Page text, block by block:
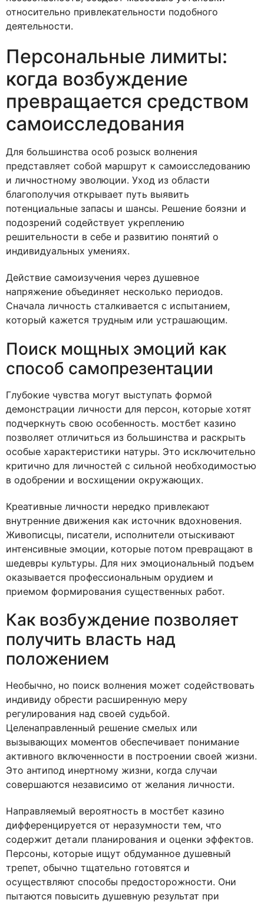
относительно привлекательности подобного
деятельности.
Персональные лимиты:
когда возбуждение
превращается средством
самоисследования
Для большинства особ розыск волнения
представляет собой маршрут к самоисследованию
и личностному эволюции. Уход из области
благополучия открывает путь выявить
потенциальные запасы и шансы. Решение боязни и
подозрений содействует укреплению
решительности в себе и развитию понятий о
индивидуальных умениях.
Действие самоизучения через душевное
напряжение объединяет несколько периодов.
Сначала личность сталкивается с испытанием,
который кажется трудным или устрашающим.
Поиск мощных эмоций как
способ самопрезентации
Глубокие чувства могут выступать формой
демонстрации личности для персон, которые хотят
подчеркнуть свою особенность. мостбет казино
позволяет отличиться из большинства и раскрыть
особые характеристики натуры. Это исключительно
критично для личностей с сильной необходимостью
в одобрении и восхищении окружающих.
Креативные личности нередко привлекают
внутренние движения как источник вдохновения.
Живописцы, писатели, исполнители отыскивают
интенсивные эмоции, которые потом превращают в
шедевры культуры. Для них эмоциональный подъем
оказывается профессиональным орудием и
приемом формирования существенных работ.
Как возбуждение позволяет
получить власть над
положением
Необычно, но поиск волнения может содействовать
индивиду обрести расширенную меру
регулирования над своей судьбой.
Целенаправленный решение смелых или
вызывающих моментов обеспечивает понимание
активного включенности в построении своей жизни.
Это антипод инертному жизни, когда случаи
совершаются независимо от желания личности.
Направляемый вероятность в мостбет казино
дифференцируется от неразумности тем, что
содержит детали планирования и оценки эффектов.
Персоны, которые ищут обдуманное душевный
трепет, обычно тщательно готовятся и
осуществляют способы предосторожности. Они
пытаются повысить душевную результат при